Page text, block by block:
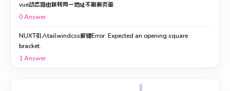
vue动态路由跳转同一地址不刷新页面
0Answer
NUXT引入tailwindcss报错Error: Expected an opening square
bracket.
1Answer